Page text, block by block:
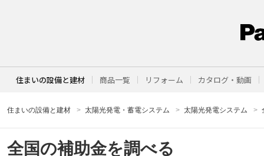
住まいの設備と建材 商品一覧 リフォーム カタログ・動画
住まいの設備と建材 太陽光発電・蓄電システム 太陽光発電システム
全国の補助金を調べる